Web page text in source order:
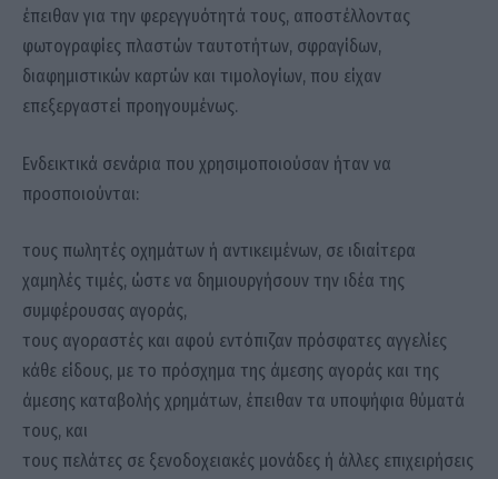
έπειθαν για την φερεγγυότητά τους, αποστέλλοντας
φωτογραφίες πλαστών ταυτοτήτων, σφραγίδων,
διαφημιστικών καρτών και τιμολογίων, που είχαν
επεξεργαστεί προηγουμένως.
Ενδεικτικά σενάρια που χρησιμοποιούσαν ήταν να
προσποιούνται:
τους πωλητές οχημάτων ή αντικειμένων, σε ιδιαίτερα
χαμηλές τιμές, ώστε να δημιουργήσουν την ιδέα της
συμφέρουσας αγοράς,
τους αγοραστές και αφού εντόπιζαν πρόσφατες αγγελίες
κάθε είδους, με το πρόσχημα της άμεσης αγοράς και της
άμεσης καταβολής χρημάτων, έπειθαν τα υποψήφια θύματά
τους, και
τους πελάτες σε ξενοδοχειακές μονάδες ή άλλες επιχειρήσεις